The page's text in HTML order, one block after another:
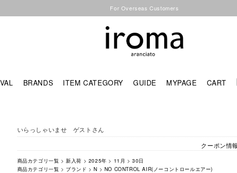
For Overseas Customers
BRANDS ITEM CATEGORY GUIDE MYPAGE CART
いらっしゃいませ ゲストさん
クーポン情報
商品カテゴリ一覧 >新入荷 > 2025年 > 11月 >30日
商品カテゴリ一覧 > ブランド >N > NO CONTROL AIR(ノーコントロールエアー)